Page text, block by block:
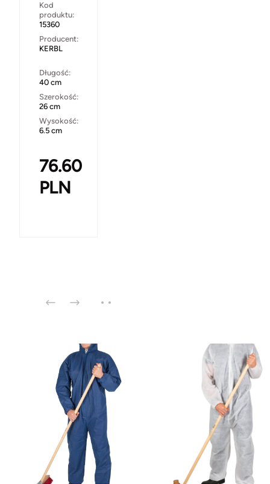
Kod
produktu:
15360
Producent:
KERBL
Długość:
40 cm
Szerokość:
26 cm
Wysokość:
6.5 cm
76.60
PLN